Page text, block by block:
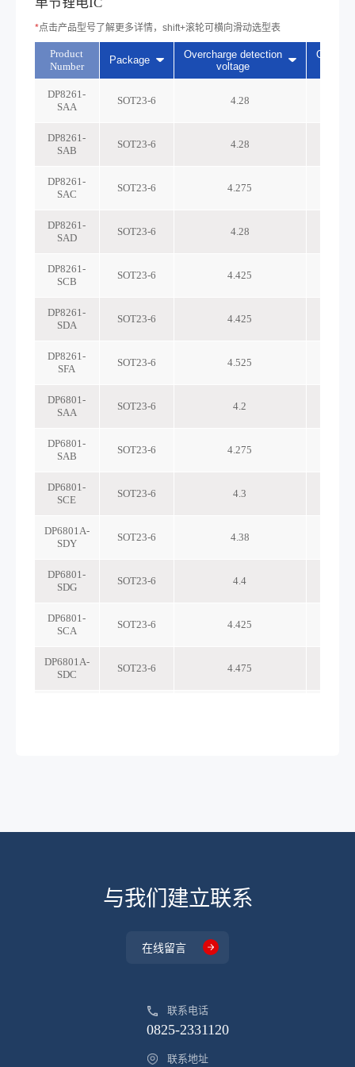
*点击产品型号了解更多详情，shift+滚轮可横向滑动选型表
Product
Number
Package
Overcharge detection
voltage
DP8261-
SAA
SOT23-6 4.28
DP8261-
SAB
SOT23-6 4.28
DP8261-
SAC
SOT23-6 4.275
DP8261-
SAD
SOT23-6 4.28
DP8261-
SCB
SOT23-6 4.425
DP8261-
SDA
SOT23-6 4.425
DP8261-
SFA
SOT23-6 4.525
DP6801-
SAA
SOT23-6 4.2
DP6801-
SAB
SOT23-6 4.275
DP6801-
SCE
SOT23-6 4.3
DP6801A-
SDY
SOT23-6 4.38
DP6801-
SDG
SOT23-6 4.4
DP6801-
SCA
SOT23-6 4.425
DP6801A-
SDC
SOT23-6 4.475
DP8231-
SOT23-6 3.75
SOT23-6
DFN1814
与我们建立联系
在线留言
联系电话
0825-2331120
联系地址